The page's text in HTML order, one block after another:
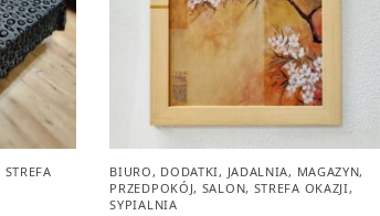
STREFA
BIURO, DODATKI, JADALNIA, MAGAZYN,
PRZEDPOKÓJ, SALON, STREFA OKAZJI,
SYPIALNIA